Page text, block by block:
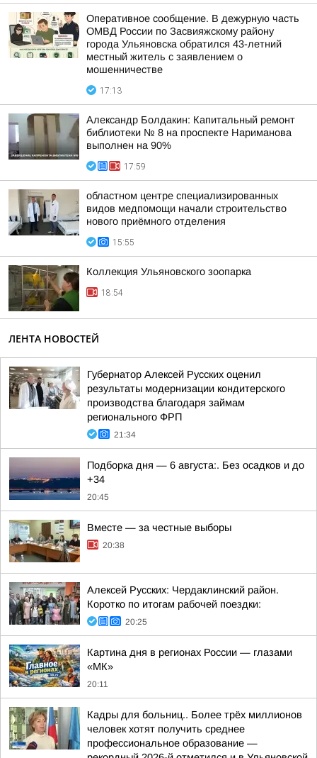
Оперативное сообщение. В дежурную часть
ОМВД России по Засвияжскому району
города Ульяновска обратился 43-летний
местный житель с заявлением о
мошенничестве
17:13
Александр Болдакин: Капитальный ремонт
библиотеки № 8 на проспекте Нариманова
выполнен на 90%
17:59
областном центре специализированных
видов медпомощи начали строительство
нового приёмного отделения
15:55
Коллекция Ульяновского зоопарка
18:54
ЛЕНТА НОВОСТЕЙ
Губернатор Алексей Русских оценил
результаты модернизации кондитерского
производства благодаря займам
регионального ФРП
21:34
Подборка дня — 6 августа:. Без осадков и до
+34
20:45
Вместе — за честные выборы
20:38
Алексей Русских: Чердаклинский район.
Коротко по итогам рабочей поездки:
20:25
Картина дня в регионах России — глазами
«МК»
20:11
Кадры для больниц.. Более трёх миллионов
человек хотят получить среднее
профессиональное образование —